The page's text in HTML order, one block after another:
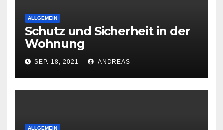
ALLGEMEIN
Schutz und Sicherheit in der
Wohnung
SEP. 18, 2021 ANDREAS
ALLGEMEIN